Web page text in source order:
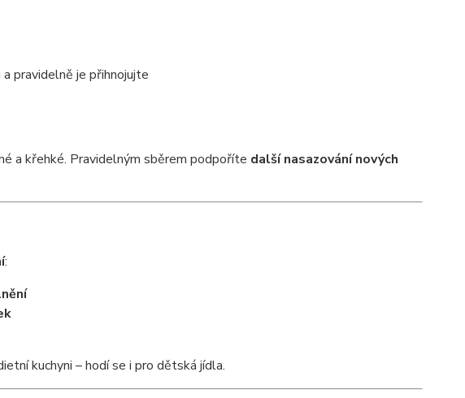
pravidelně je přihnojujte
a křehké. Pravidelným sběrem podpoříte další nasazování nových
:
kuchyni – hodí se i pro dětská jídla.